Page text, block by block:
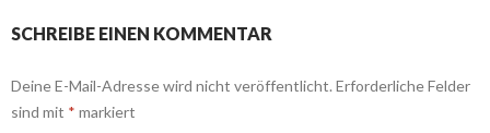
SCHREIBE EINEN KOMMENTAR
Deine E-Mail-Adresse wird nicht veröffentlicht. Erforderliche Felder
sind mit * markiert